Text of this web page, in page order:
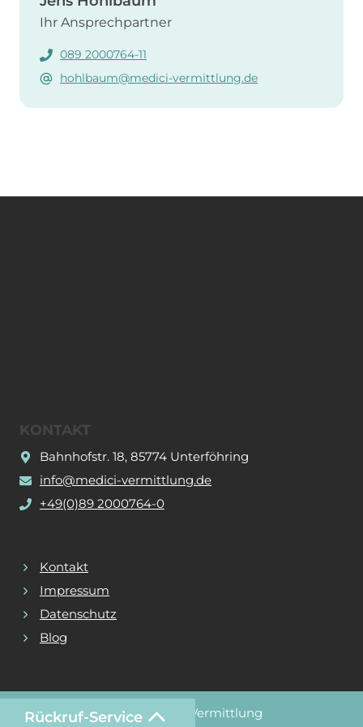
Ihr Ansprechpartner
089 2000764-11
hohlbaum@medici-vermittlung.de
KONTAKT
Bahnhofstr. 18, 85774 Unterföhring
info@medici-vermittlung.de
+49(0)89 2000764-0
Kontakt
Impressum
Datenschutz
Blog
© 2026 Medici Vermittlung
Rückruf-Service